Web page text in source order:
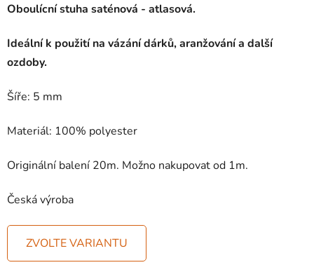
Oboulícní stuha saténová - atlasová.
Ideální k použití na vázání dárků, aranžování a další
ozdoby.
Šíře: 5 mm
Materiál: 100% polyester
Originální balení 20m. Možno nakupovat od 1m.
Česká výroba
ZVOLTE VARIANTU